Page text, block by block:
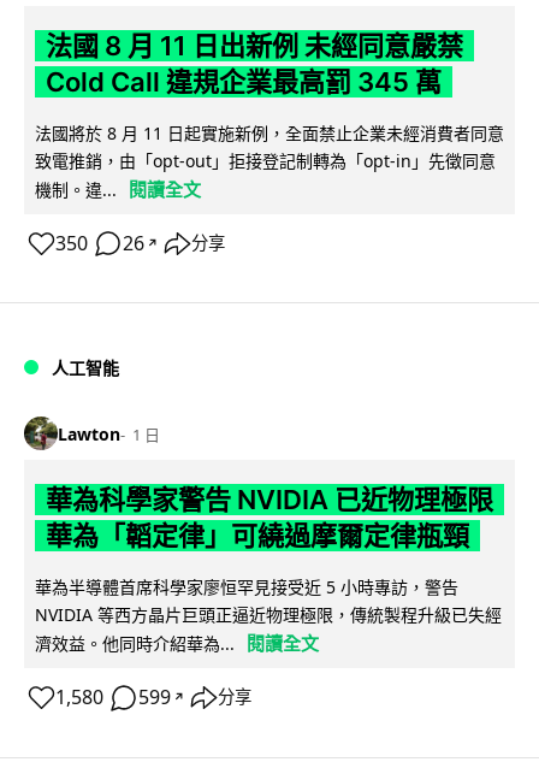
法國 8 月 11 日出新例 未經同意嚴禁
Cold Call 違規企業最高罰 345 萬
法國將於 8 月 11 日起實施新例，全面禁止企業未經消費者同意
致電推銷，由「opt-out」拒接登記制轉為「opt-in」先徵同意
機制。違...
閱讀全文
350 26 ↗ 分享
人工智能
Lawton 1 日
華為科學家警告 NVIDIA 已近物理極限
華為「韜定律」可繞過摩爾定律瓶頸
華為半導體首席科學家廖恒罕見接受近 5 小時專訪，警告
NVIDIA 等西方晶片巨頭正逼近物理極限，傳統製程升級已失經
濟效益。他同時介紹華為...
閱讀全文
1,580 599 ↗ 分享